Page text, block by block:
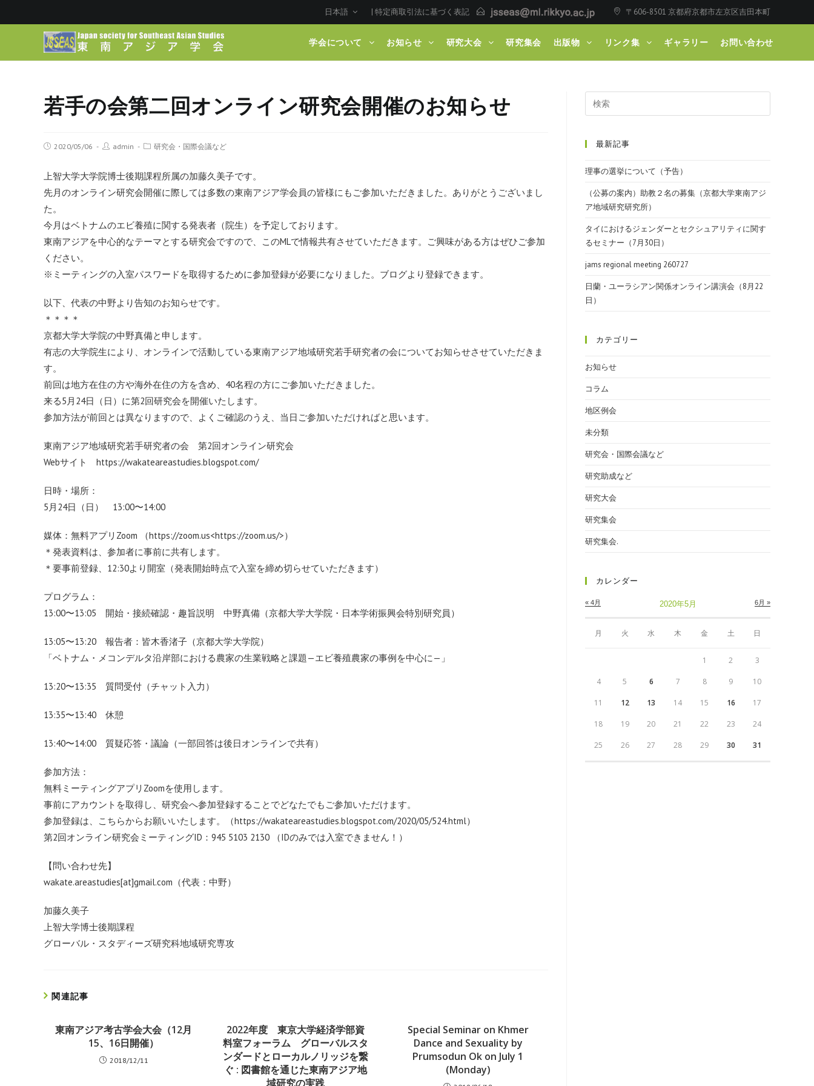
日本語 | 特定商取引法に基づく表記 〒606-8501 京都府京都市左京区吉田本町
学会について お知らせ 研究大会 研究集会 出版物 リンク集 ギャラリー お問い合わせ
若手の会第二回オンライン研究会開催のお知らせ
2020/05/06 admin 研究会・国際会議など
上智大学大学院博士後期課程所属の加藤久美子です。
先月のオンライン研究会開催に際しては多数の東南アジア学会員の皆様にもご参加いただきました。ありがとうございまし
た。
今月はベトナムのエビ養殖に関する発表者（院生）を予定しております。
東南アジアを中心的なテーマとする研究会ですので、このMLで情報共有させていただきます。ご興味がある方はぜひご参加
ください。
※ミーティングの入室パスワードを取得するために参加登録が必要になりました。ブログより登録できます。
以下、代表の中野より告知のお知らせです。
＊＊＊＊
京都大学大学院の中野真備と申します。
有志の大学院生により、オンラインで活動している東南アジア地域研究若手研究者の会についてお知らせさせていただきま
す。
前回は地方在住の方や海外在住の方を含め、40名程の方にご参加いただきました。
来る5月24日（日）に第2回研究会を開催いたします。
参加方法が前回とは異なりますので、よくご確認のうえ、当日ご参加いただければと思います。
東南アジア地域研究若手研究者の会 第2回オンライン研究会
Webサイト https://wakateareastudies.blogspot.com/
日時・場所：
5月24日（日） 13:00〜14:00
媒体：無料アプリZoom （https://zoom.us<https://zoom.us/>）
＊発表資料は、参加者に事前に共有します。
＊要事前登録、12:30より開室（発表開始時点で入室を締め切らせていただきます）
プログラム：
13:00〜13:05 開始・接続確認・趣旨説明 中野真備（京都大学大学院・日本学術振興会特別研究員）
13:05〜13:20 報告者：皆木香渚子（京都大学大学院）
「ベトナム・メコンデルタ沿岸部における農家の生業戦略と課題—エビ養殖農家の事例を中心に—」
13:20〜13:35 質問受付（チャット入力）
13:35〜13:40 休憩
13:40〜14:00 質疑応答・議論（一部回答は後日オンラインで共有）
参加方法：
無料ミーティングアプリZoomを使用します。
事前にアカウントを取得し、研究会へ参加登録することでどなたでもご参加いただけます。
参加登録は、こちらからお願いいたします。（https://wakateareastudies.blogspot.com/2020/05/524.html）
第2回オンライン研究会ミーティングID：945 5103 2130 （IDのみでは入室できません！）
【問い合わせ先】
wakate.areastudies[at]gmail.com（代表：中野）
加藤久美子
上智大学博士後期課程
グローバル・スタディーズ研究科地域研究専攻
関連記事
東南アジア考古学会大会（12月
15、16日開催）
2018/12/11
2022年度 東京大学経済学部資
料室フォーラム グローバルスタ
ンダードとローカルノリッジを繋
ぐ : 図書館を通じた東南アジア地
域研究の実践
Special Seminar on Khmer
Dance and Sexuality by
Prumsodun Ok on July 1
(Monday)
最新記事
理事の選挙について（予告）
（公募の案内）助教２名の募集（京都大学東南アジ
ア地域研究研究所）
タイにおけるジェンダーとセクシュアリティに関す
るセミナー（7月30日）
jams regional meeting 260727
日蘭・ユーラシアン関係オンライン講演会（8月22
日）
カテゴリー
お知らせ
コラム
地区例会
未分類
研究会・国際会議など
研究助成など
研究大会
研究集会
研究集会.
カレンダー
2020年5月
月 火 水 木 金 土 日
« 4月 6月 »
1 2 3
4 5 6 7 8 9 10
11 12 13 14 15 16 17
18 19 20 21 22 23 24
25 26 27 28 29 30 31